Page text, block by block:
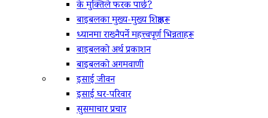
के मुक्तिले फरक पार्छ?
बाइबलका मुख्य-मुख्य शिक्षाहरू
ध्यानमा राख्नैपर्ने महत्त्वपूर्ण भिन्नताहरू
बाइबलको अर्थ प्रकाशन
बाइबलको अगमवाणी
इसाई जीवन
इसाई घर-परिवार
सुसमाचार प्रचार